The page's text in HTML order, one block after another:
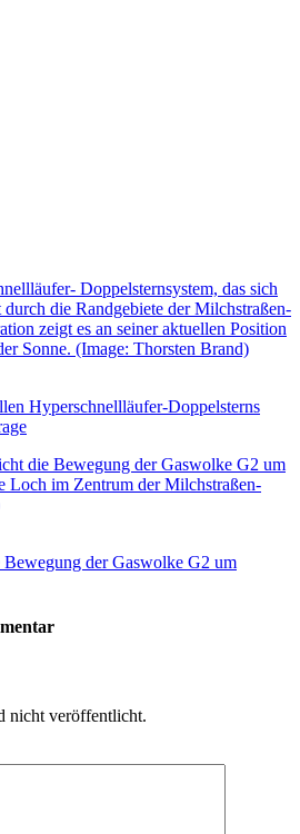
Hyperschnellläufer-Doppelsterns
der Gaswolke G2 um
nicht veröffentlicht.